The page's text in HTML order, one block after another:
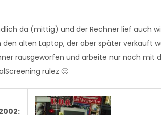
da (mittig) und der Rechner lief auch
alten Laptop, der aber später verkauft
rausgeworfen und arbeite nur noch mit
rulez 🙂